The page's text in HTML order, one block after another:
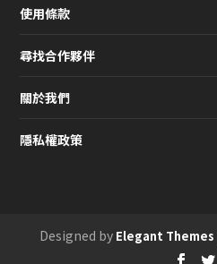
使用條款
尋找合作夥伴
關於我們
隱私權政策
Designed by Elegant Themes